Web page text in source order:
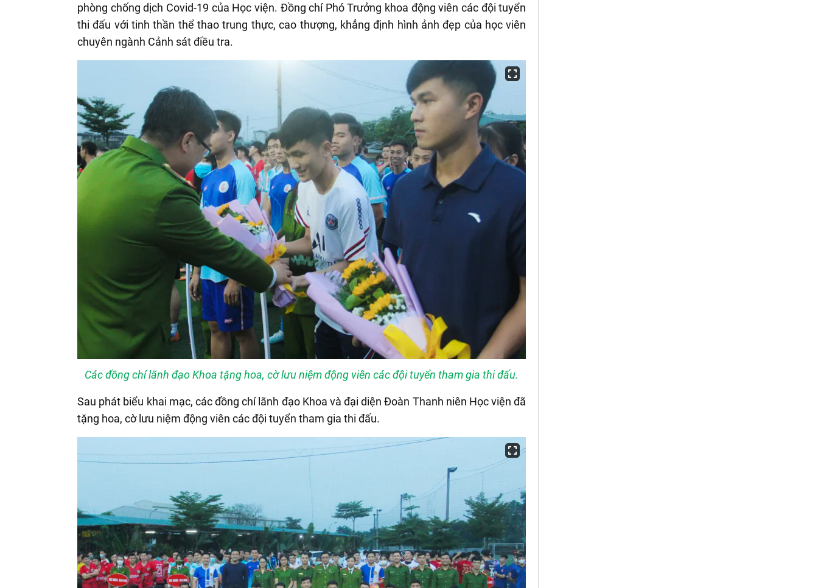
phòng chống dịch Covid-19 của Học viện. Đồng chí Phó Trưởng khoa động viên các đội tuyển
thi đấu với tinh thần thể thao trung thực, cao thượng, khẳng định hình ảnh đẹp của học viên
chuyên ngành Cảnh sát điều tra.
Các đồng chí lãnh đạo Khoa tặng hoa, cờ lưu niệm động viên các đội tuyển tham gia thi đấu.
Sau phát biểu khai mạc, các đồng chí lãnh đạo Khoa và đại diện Đoàn Thanh niên Học viện đã
tặng hoa, cờ lưu niệm động viên các đội tuyển tham gia thi đấu.